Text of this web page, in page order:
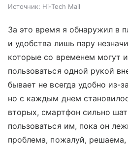
Источник: Hi-Tech Mail
За это время я обнаружил в
и удобства лишь пару
которые со временем могут
пользоваться одной рукой
бывает не всегда удобно из-
но с каждым днем
вторых, смартфон сильно
пользоваться им, пока он
проблема, пожалуй, решаема,